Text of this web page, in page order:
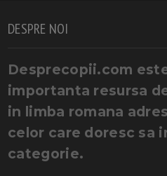
DESPRE NOI
Desprecopii.com
importanta resursa
in limba romana
celor care doresc sa
categorie.